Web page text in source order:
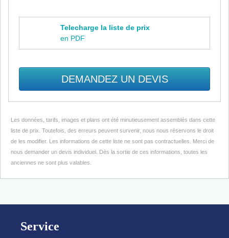
Telecharge la liste de prix
en PDF
DEMANDEZ UN DEVIS
Les données, tarifs, images et plans ont été minutieusement assemblés dans cette
liste de prix. Toutefois, des erreurs peuvent survenir, nous nous réservons le droit
de les modifier. Les informations de cette liste ne sont pas contractuelles. Merci de
nous demander un devis individuel. Dès la sortie de ces informations, toutes les
anciennes ne sont plus valables.
Service